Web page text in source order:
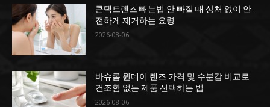
콘택트렌즈 빼는법 안 빠질 때 상처 없이 안
전하게 제거하는 요령
2026-08-06
바슈롬 원데이 렌즈 가격 및 수분감 비교로
건조함 없는 제품 선택하는 법
2026-08-06